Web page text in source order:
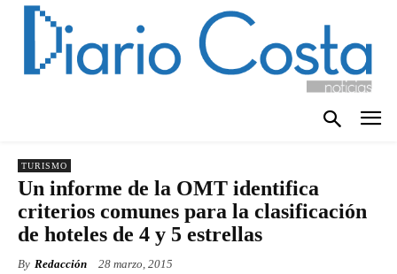
TURISMO
Un informe de la OMT identifica
criterios comunes para la clasificación
de hoteles de 4 y 5 estrellas
By Redacción 28 marzo, 2015